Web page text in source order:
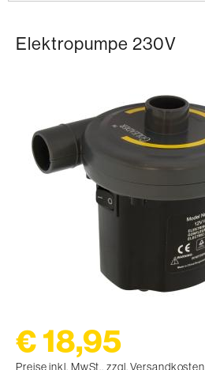
Elektropumpe 230V
€ 18,95
Preise inkl. MwSt., zzgl. Versandkosten